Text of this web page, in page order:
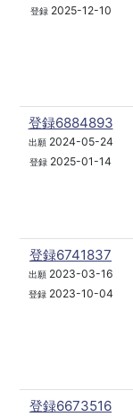
登録2025-12-10
登録6884893
出願2024-05-24
登録 2025-01-14
登録6741837
出願2023-03-16
登録2023-10-04
登録6673516